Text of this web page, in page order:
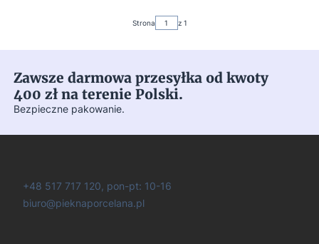
Strona z 1
Zawsze darmowa przesyłka od kwoty
400 zł na terenie Polski.
Bezpieczne pakowanie.
+48 517 717 120, pon-pt: 10-16
biuro@pieknaporcelana.pl